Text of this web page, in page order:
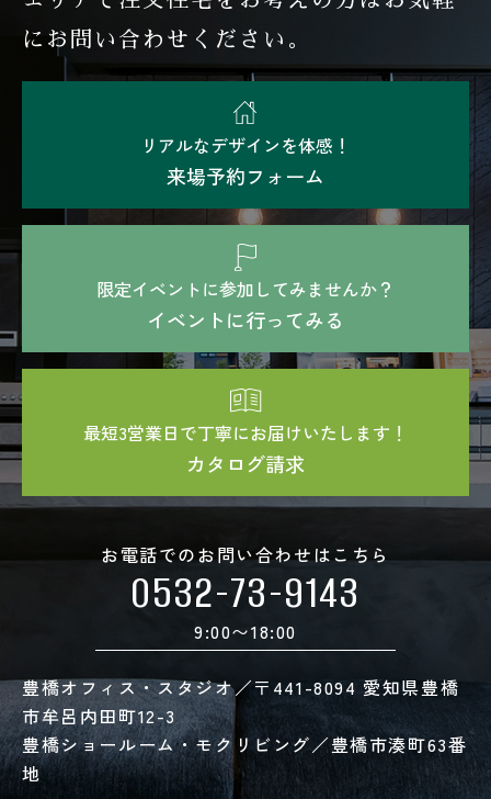
にお問い合わせください。
リアルなデザインを体感！
来場予約フォーム
限定イベントに参加してみませんか？
イベントに行ってみる
最短3営業日で丁寧にお届けいたします！
カタログ請求
お電話でのお問い合わせはこちら
0532-73-9143
9:00〜18:00
豊橋オフィス・スタジオ／〒441-8094 愛知県豊橋
市牟呂内田町12-3
豊橋ショールーム・モクリビング／豊橋市湊町63番
地